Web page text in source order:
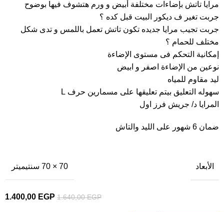
مرايا تاتش بإضاءات مختلفة أبيض و ورم هتشوف فيها بوضوح
جربت تغير ف ديكور البيت قبل كده ؟
جربت تجيب مرايا جديده تكون تاتش تعمل باللمس و تدى شكل
مختلف للحمام ؟
إمكانية التحكم فى مستوى الإضاءة
نوعين من الإضاءة اصفر و ابيض
ليد مقاوم للمياه
سهوله التعليق بيتم تعليقها على مسمارين حرف L
المرايا د/ جريش فرز اول
ضمان 6 شهور على الليد والتاش
الأبعاد 70 × 70 سنتيميتر
1.640,00EGP
1.400,00 EGP